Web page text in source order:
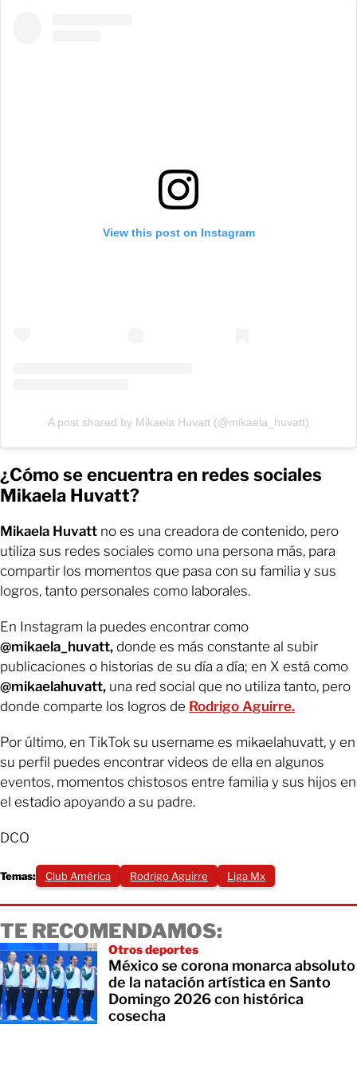
View this post on Instagram
A post shared by Mikaela Huvatt (@mikaela_huvatt)
¿Cómo se encuentra en redes sociales
Mikaela Huvatt?
Mikaela Huvatt no es una creadora de contenido, pero
utiliza sus redes sociales como una persona más, para
compartir los momentos que pasa con su familia y sus
logros, tanto personales como laborales.
En Instagram la puedes encontrar como
@mikaela_huvatt, donde es más constante al subir
publicaciones o historias de su día a día; en X está como
@mikaelahuvatt, una red social que no utiliza tanto, pero
donde comparte los logros de Rodrigo Aguirre.
Por último, en TikTok su username es mikaelahuvatt, y en
su perfil puedes encontrar videos de ella en algunos
eventos, momentos chistosos entre familia y sus hijos en
el estadio apoyando a su padre.
DCO
Temas: Club América Rodrigo Aguirre Liga Mx
TE RECOMENDAMOS:
Otros deportes
México se corona monarca absoluto
de la natación artística en Santo
Domingo 2026 con histórica
cosecha